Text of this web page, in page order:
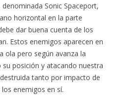
Sonic Spaceport,
horizontal en la parte
dar buena cuenta de los
Estos enemigos aparecen en
ola pero según avanza la
posición y atacando nuestra
tanto por impacto de
enemigos en sí.